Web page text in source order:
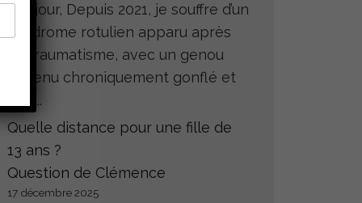
Bonjour, Depuis 2021, je souffre d’un
syndrome rotulien apparu après
un traumatisme, avec un genou
devenu chroniquement gonflé et
très...
Quelle distance pour une fille de
13 ans ?
Question de Clémence
17 décembre 2025